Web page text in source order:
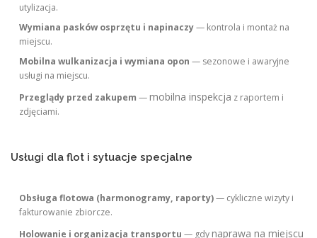
utylizacja.
Wymiana pasków osprzętu i napinaczy— kontrola i montaż na
miejscu.
Mobilna wulkanizacja i wymiana opon — sezonowe i awaryjne
usługi na miejscu.
Przeglądy przed zakupem —mobilna inspekcja z raportem i
zdjęciami.
Usługi dla flot i sytuacje specjalne
Obsługa flotowa (harmonogramy, raporty)— cykliczne wizyty i
fakturowanie zbiorcze.
Holowanie i organizacja transportu — gdynaprawa na miejscu